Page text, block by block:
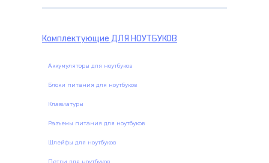
Комплектующие ДЛЯ НОУТБУКОВ
Аккумуляторы для ноутбуков
Блоки питания для ноутбуков
Клавиатуры
Разъемы питания для ноутбуков
Шлейфы для ноутбуков